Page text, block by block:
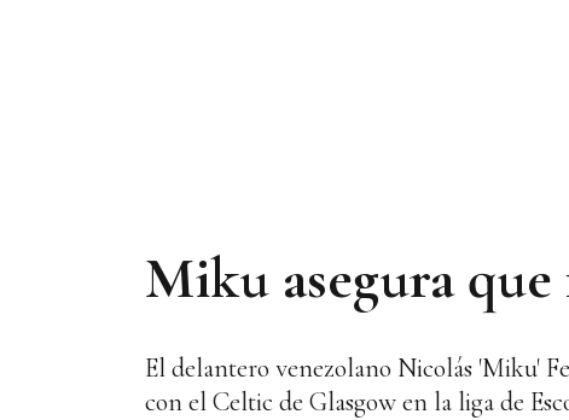
Miku asegura
El delantero venezolano Nicolás 'Miku'
con el Celtic de Glasgow en la liga de